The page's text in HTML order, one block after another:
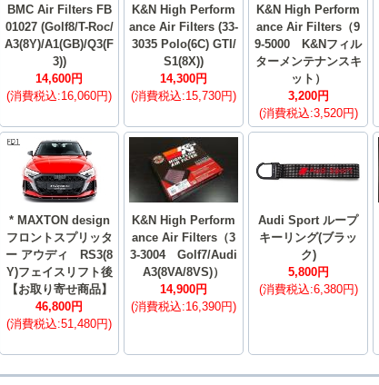
BMC Air Filters FB
01027 (Golf8/T-Roc/
A3(8Y)/A1(GB)/Q3(F
3))
14,600円
(消費税込:16,060円)
K&N High Perform
ance Air Filters (33-
3035 Polo(6C) GTI/
S1(8X))
14,300円
(消費税込:15,730円)
K&N High Perform
ance Air Filters（9
9-5000 K&Nフィル
ターメンテナンスキ
ット）
3,200円
(消費税込:3,520円)
* MAXTON design
フロントスプリッタ
ー アウディ RS3(8
Y)フェイスリフト後
【お取り寄せ商品】
46,800円
(消費税込:51,480円)
K&N High Perform
ance Air Filters（3
3-3004 Golf7/Audi
A3(8VA/8VS)）
14,900円
(消費税込:16,390円)
Audi Sport ループ
キーリング(ブラッ
ク)
5,800円
(消費税込:6,380円)